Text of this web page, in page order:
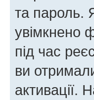
та пароль.
увімкнено
під час
ви
активації.